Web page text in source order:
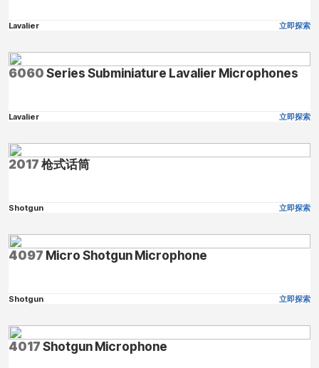
Lavalier 立即探索
6060Series Subminiature Lavalier Microphones
Lavalier 立即探索
2017枪式话筒
Shotgun 立即探索
4097 Micro Shotgun Microphone
Shotgun 立即探索
4017Shotgun Microphone